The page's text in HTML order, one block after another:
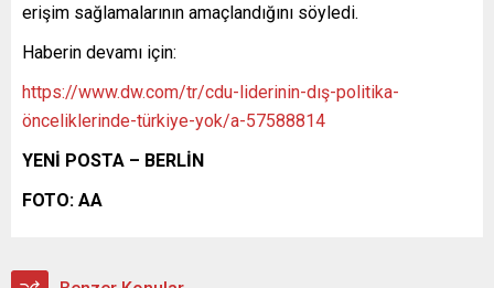
erişim sağlamalarının amaçlandığını söyledi.
Haberin devamı için:
https://www.dw.com/tr/cdu-liderinin-dış-politika-
önceliklerinde-türkiye-yok/a-57588814
YENİ POSTA – BERLİN
FOTO: AA